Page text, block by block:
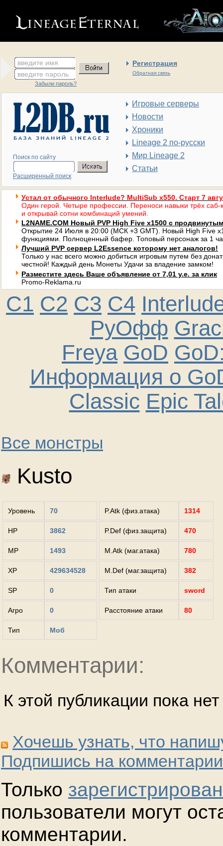
введите имя Регистрация
Обратная связь
введите пароль
Забыли пароль?
Поиск по сайту
Расширенный поиск
Игровые серверы
Новости
Хроники
Lineage 2 по-русски
Мир Lineage 2
Статьи
Устал от обычного Interlude? MultiSub x550. Старт 7
Один герой. Четыре профессии. Переноси навыки трёх саб-
и открывай сотни комбинаций умений.
L2NAME.COM Новый PVP High Five x1500 с
Открытие 24 Июля в 20:00 (МСК +3 GMT). Новый High Five
функциями. Полноценный бафер. Топовый персонаж за 1
Лучший PVP сервер L2Essence которому нет аналогов!
Только у нас всего можно добиться игровым путем без
честной! Каждый день Монеты Удачи за владение замком!
Разместите здесь Ваше объявление от 7,01 у.е. за клик
Promo-Reklama.ru
C1 C2 C3 C4
РуОфф
Freya GoD
Информация о
Classic Epic
Все монстры
Kusto
Уровень 70
HP 3862
MP 1493
XP 429634528
SP 0
Агро 0
Тип Моб
P.Atk (физ.атака) 1314
P.Def (физ.защита) 470
M.Atk (маг.атака) 780
M.Def (маг.защита) 382
Тип атаки sword
Расстояние атаки 80
Комментарии:
К этой публикации пока
Хочешь узнать, что
Подпишись на
Только
пользователи могут
комментарии.